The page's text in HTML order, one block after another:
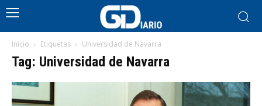
Inicio Etiquetas Universidad de Navarra
Tag: Universidad de Navarra